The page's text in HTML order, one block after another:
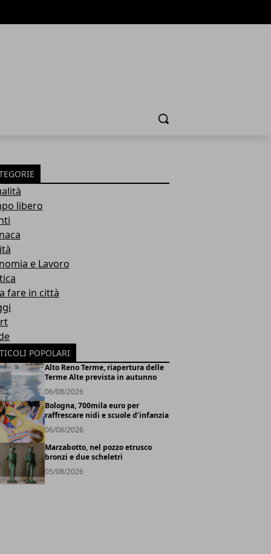
Cerca
libero
e Lavoro
fare in città
POPOLARI
Alto Reno Terme, riapertura delle
Terme Alte prevista in autunno
06/08/2026
Bologna, 700mila euro per
raffrescare nidi e scuole d’infanzia
06/08/2026
Marzabotto, nel pozzo etrusco
bronzi e due scheletri
05/08/2026